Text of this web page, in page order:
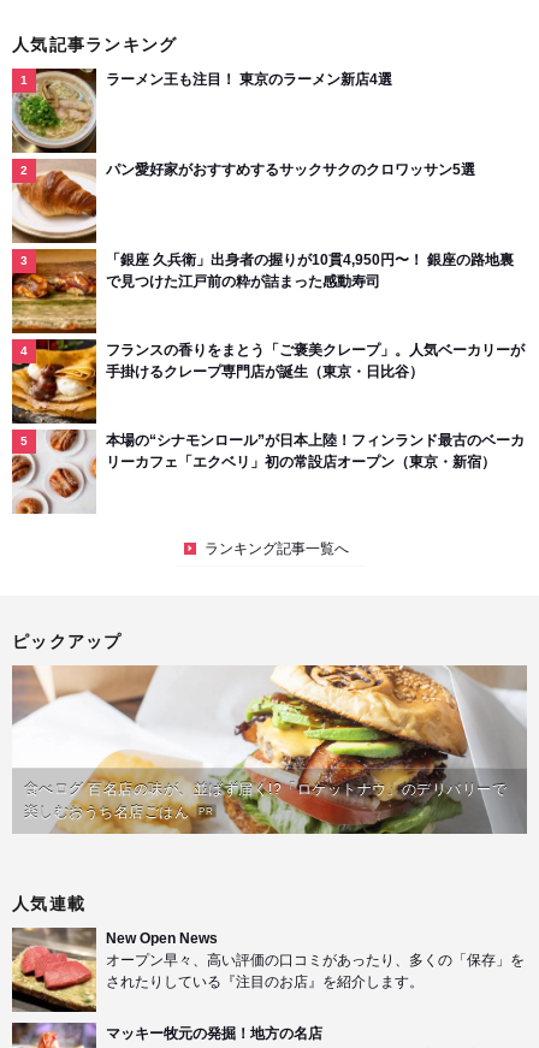
人気記事ランキング
ラーメン王も注目！ 東京のラーメン新店4選
パン愛好家がおすすめするサックサクのクロワッサン5選
「銀座 久兵衛」出身者の握りが10貫4,950円〜！ 銀座の路地裏
で見つけた江戸前の粋が詰まった感動寿司
フランスの香りをまとう「ご褒美クレープ」。人気ベーカリーが
手掛けるクレープ専門店が誕生（東京・日比谷）
本場の“シナモンロール”が日本上陸！フィンランド最古のベーカ
リーカフェ「エクベリ」初の常設店オープン（東京・新宿）
ランキング記事一覧へ
ピックアップ
食べログ 百名店の味が、並ばず届く!?「ロケットナウ」のデリバリーで
楽しむおうち名店ごはん PR
人気連載
New Open News
オープン早々、高い評価の口コミがあったり、多くの「保存」を
されたりしている『注目のお店』を紹介します。
マッキー牧元の発掘！地方の名店